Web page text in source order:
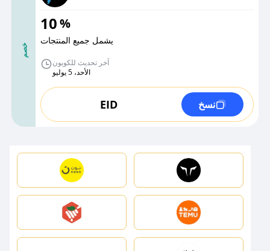
خصم
10%
يشمل جميع المنتجات
آخر تحديث للكوبون
الأحد، 5 يوليو
EID نسخ